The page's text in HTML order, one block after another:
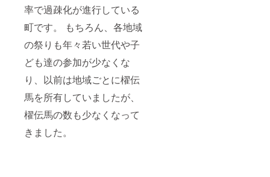
率で過疎化が進行している
町です。 もちろん、各地域
の祭りも年々若い世代や子
ども達の参加が少なくな
り、以前は地域ごとに櫂伝
馬を所有していましたが、
櫂伝馬の数も少なくなって
きました。